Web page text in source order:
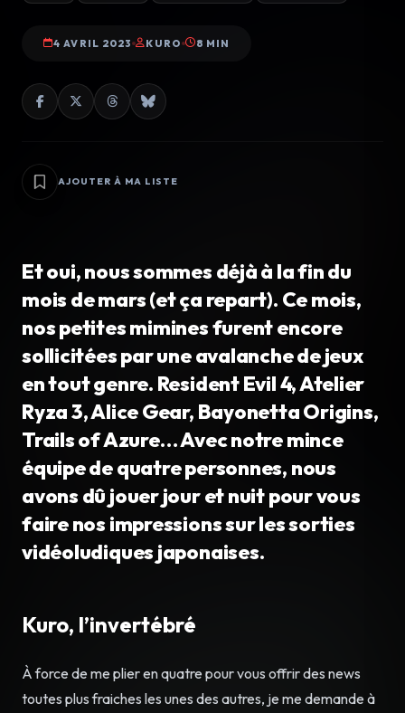
4 AVRIL 2023 KURO 8 MIN
AJOUTER À MA LISTE
Et oui, nous sommes déjà à la fin du
mois de mars (et ça repart). Ce mois,
nos petites mimines furent encore
sollicitées par une avalanche de jeux
en tout genre. Resident Evil 4, Atelier
Ryza 3, Alice Gear, Bayonetta Origins,
Trails of Azure… Avec notre mince
équipe de quatre personnes, nous
avons dû jouer jour et nuit pour vous
faire nos impressions sur les sorties
vidéoludiques japonaises.
Kuro, l’invertébré
À force de me plier en quatre pour vous offrir des news
toutes plus fraiches les unes des autres, je me demande à